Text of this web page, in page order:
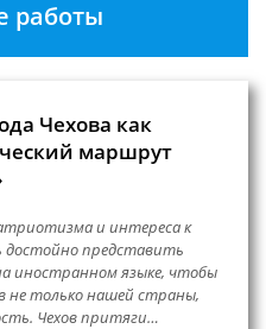
работы
Чехова как
маршрут
и интереса к
достойно представить
иностранном языке, чтобы
не только нашей страны,
Чехов притяги…